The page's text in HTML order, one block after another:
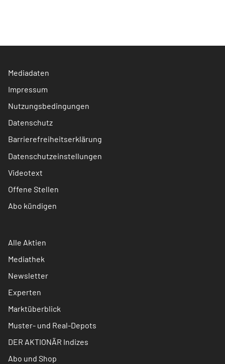
Mediadaten
Impressum
Nutzungsbedingungen
Datenschutz
Barrierefreiheitserklärung
Datenschutzeinstellungen
Videotext
Offene Stellen
Abo kündigen
Alle Aktien
Mediathek
Newsletter
Experten
Marktüberblick
Muster- und Real-Depots
DER AKTIONÄR Indizes
Abo und Shop